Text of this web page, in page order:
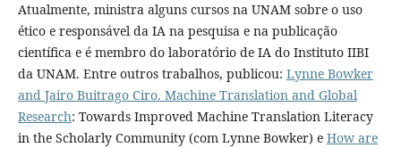
Atualmente, ministra alguns cursos na UNAM sobre o uso
ético e responsável da IA na pesquisa e na publicação
científica e é membro do laboratório de IA do Instituto IIBI
da UNAM. Entre outros trabalhos, publicou: Lynne Bowker
and Jairo Buitrago Ciro. Machine Translation and Global
Research: Towards Improved Machine Translation Literacy
in the Scholarly Community (com Lynne Bowker) e How are